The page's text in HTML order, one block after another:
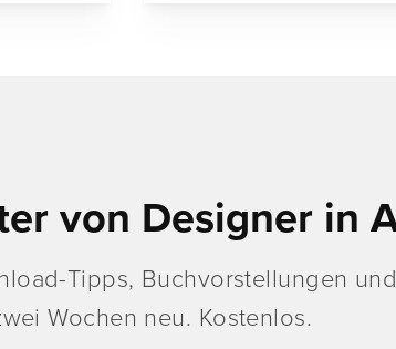
von Designer in
Tipps, Buchvorstellungen
Wochen neu. Kostenlos.